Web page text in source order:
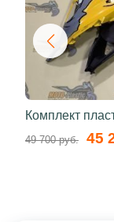
Комплект
49 700 руб. 45